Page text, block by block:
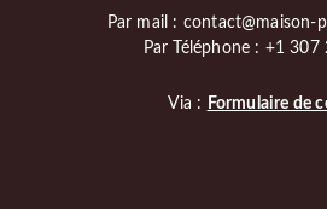
Par mail : contact@maison-
Par Téléphone : +1 307
Via : Formulaire de